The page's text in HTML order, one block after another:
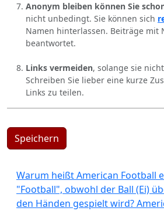
Anonym bleiben können Sie
nicht unbedingt. Sie können sich
Namen hinterlassen. Beiträge mit
beantwortet.
Links vermeiden, solange sie
Schreiben Sie lieber eine kurze
Links zu teilen.
Speichern
Warum heißt American Football
"Football", obwohl der Ball (Ei)
den Händen gespielt wird?